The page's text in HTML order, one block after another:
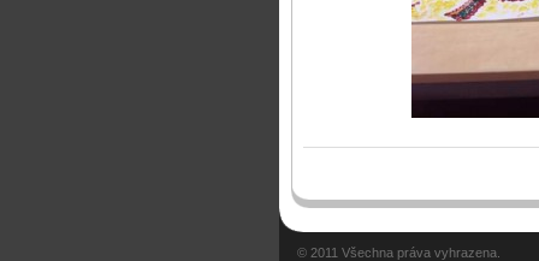
© 2011 Všechna práva vyhrazena.